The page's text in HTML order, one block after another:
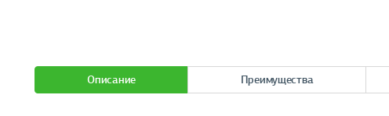
Описание Преимущества